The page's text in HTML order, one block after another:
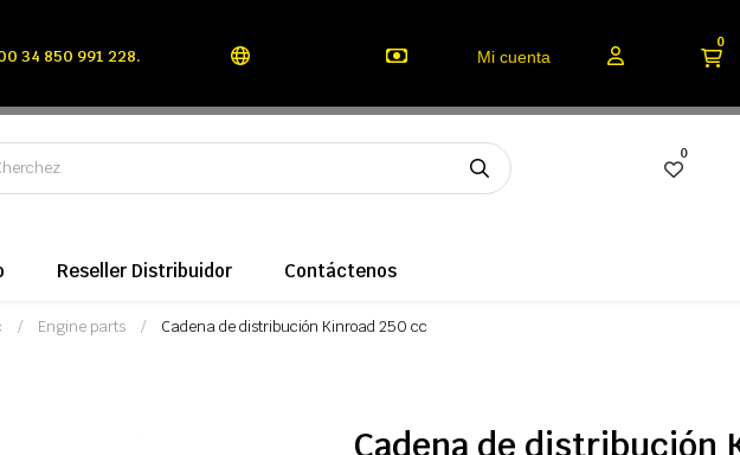
34 850 991 228. Mi cuenta
0
0
Reseller Distribuidor Contáctenos
Engine parts Cadena de distribución Kinroad 250 cc
Cadena de distribución